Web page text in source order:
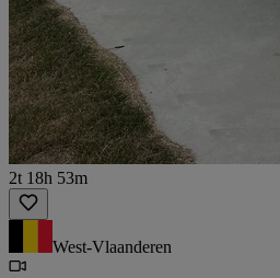
2t 18h 53m
West-Vlaanderen